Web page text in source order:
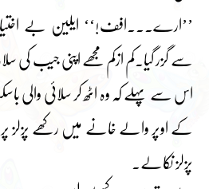
’’ارے۔۔۔افف!‘‘ ایلین بے
سے گزر گیا۔کم ازکم مجھے اپنی جیب کی
اس سے پہلے کہ وہ اٹھ کر سلائی والی
کے اوپر والے خانے میں رکھے
پزلز نکالے۔